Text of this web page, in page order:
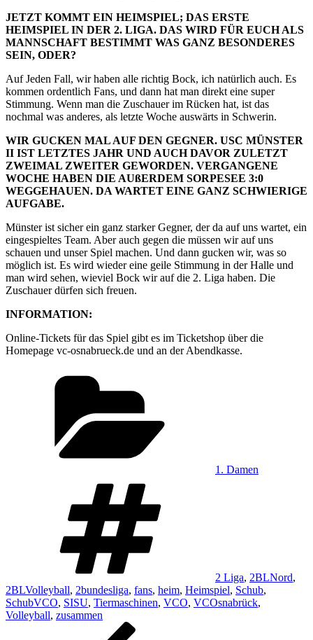
JETZT KOMMT EIN HEIMSPIEL; DAS ERSTE
HEIMSPIEL IN DER 2. LIGA. DAS WIRD FÜR EUCH ALS
MANNSCHAFT BESTIMMT WAS GANZ BESONDERES
SEIN, ODER?
Auf Jeden Fall, wir haben alle richtig Bock, ich natürlich auch. Es
kommen ordentlich Fans, und dann hat man direkt eine super
Stimmung. Wenn man die Zuschauer im Rücken hat, ist das
nochmal was anderes, als letzte Woche auswärts in Schwerin.
WIR GUCKEN MAL AUF DEN GEGNER. USC MÜNSTER
II IST LETZTES JAHR UND AUCH DAVOR ZULETZT
ZWEIMAL ZWEITER GEWORDEN. VERGANGENE
WOCHE HABEN DIE AUßERDEM SORPESEE 3:0
WEGGEHAUEN. DA WARTET EINE GANZ SCHWIERIGE
AUFGABE.
Münster ist sicher ein ganz starker Gegner, der da auf uns wartet, ein
eingespieltes Team. Aber auch gegen die müssen wir auf uns
schauen und unser Spiel machen. Und dann gucken wir, was so
möglich ist. Es wird wieder eine geile Stimmung in der Halle und
man wird sehen, wieviel Bock wir auf die 2. Liga haben. Die
Zuschauer dürfen sich freuen.
INFORMATION:
Online-Tickets für das Spiel gibt es im Ticketshop über die
Homepage vc-osnabrueck.de und an der Abendkasse.
1. Damen
2 Liga, 2BLNord,
2BLVolleyball, 2bundesliga, fans, heim, Heimspiel, Schub,
SchubVCO, SISU, Tiermaschinen, VCO, VCOsnabrück,
Volleyball, zusammen
Beitragsnavigation